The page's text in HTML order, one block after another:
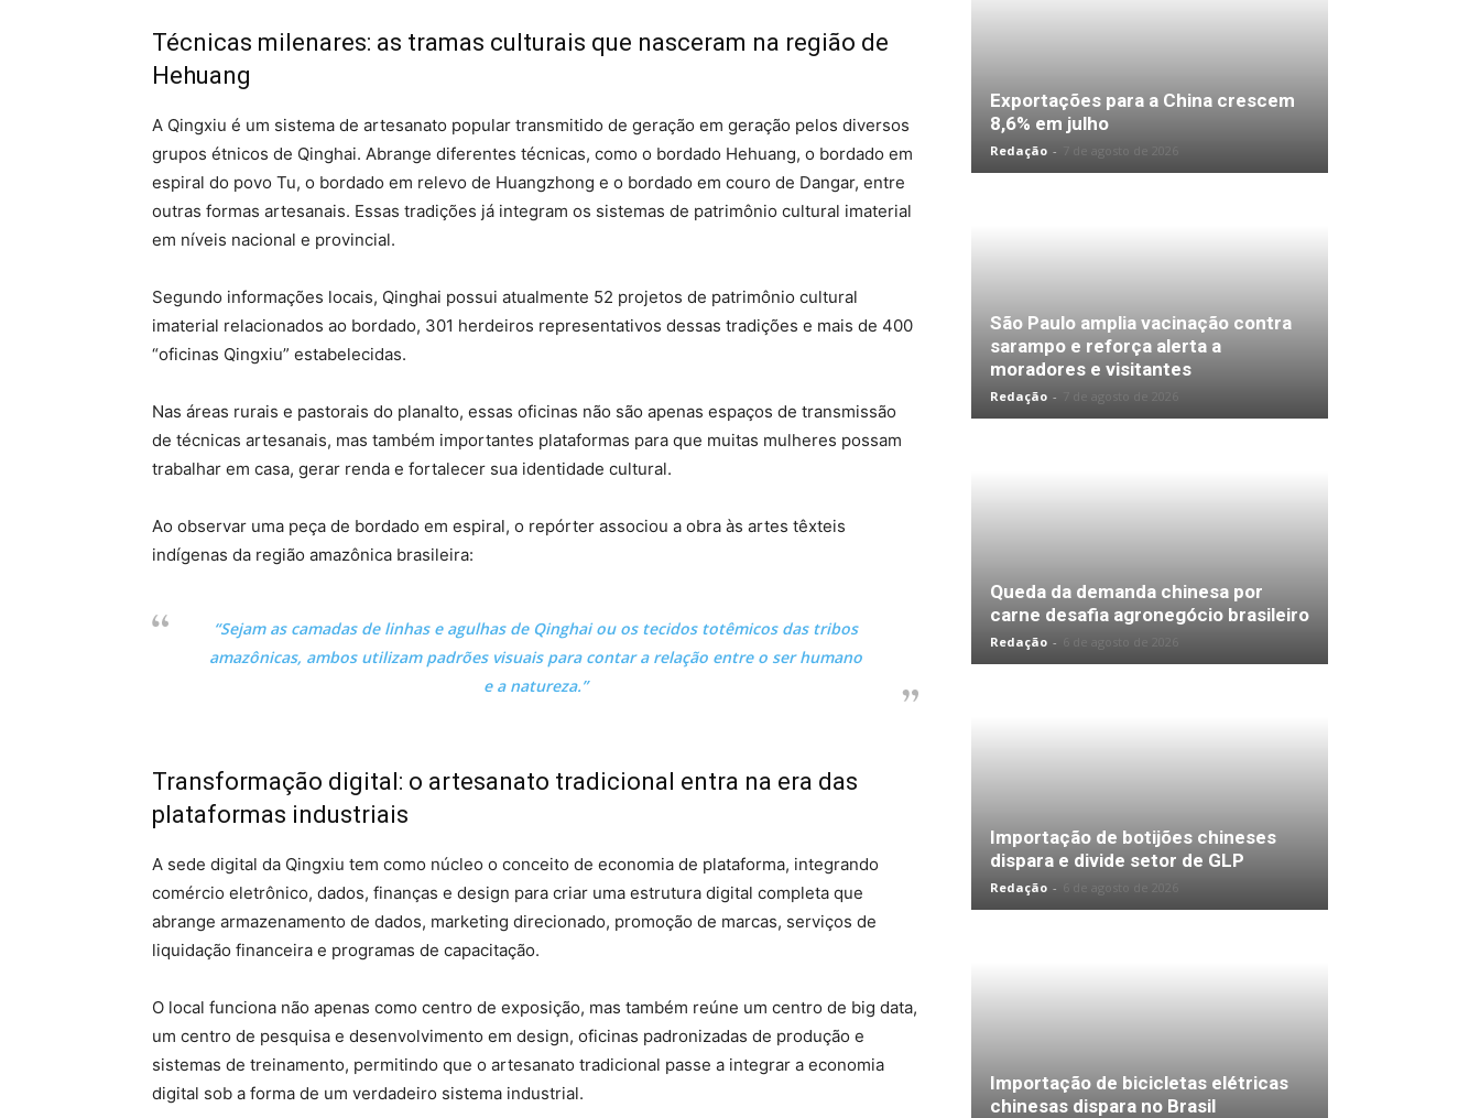
Técnicas milenares: as tramas culturais que nasceram na região de
Hehuang
A Qingxiu é um sistema de artesanato popular transmitido de geração em geração pelos diversos
grupos étnicos de Qinghai. Abrange diferentes técnicas, como o bordado Hehuang, o bordado em
espiral do povo Tu, o bordado em relevo de Huangzhong e o bordado em couro de Dangar, entre
outras formas artesanais. Essas tradições já integram os sistemas de patrimônio cultural imaterial
em níveis nacional e provincial.
Segundo informações locais, Qinghai possui atualmente 52 projetos de patrimônio cultural
imaterial relacionados ao bordado, 301 herdeiros representativos dessas tradições e mais de 400
“oficinas Qingxiu” estabelecidas.
Nas áreas rurais e pastorais do planalto, essas oficinas não são apenas espaços de transmissão
de técnicas artesanais, mas também importantes plataformas para que muitas mulheres possam
trabalhar em casa, gerar renda e fortalecer sua identidade cultural.
Ao observar uma peça de bordado em espiral, o repórter associou a obra às artes têxteis
indígenas da região amazônica brasileira:
“Sejam as camadas de linhas e agulhas de Qinghai ou os tecidos totêmicos das tribos
amazônicas, ambos utilizam padrões visuais para contar a relação entre o ser humano
e a natureza.”
Transformação digital: o artesanato tradicional entra na era das
plataformas industriais
A sede digital da Qingxiu tem como núcleo o conceito de economia de plataforma, integrando
comércio eletrônico, dados, finanças e design para criar uma estrutura digital completa que
abrange armazenamento de dados, marketing direcionado, promoção de marcas, serviços de
liquidação financeira e programas de capacitação.
O local funciona não apenas como centro de exposição, mas também reúne um centro de big data,
um centro de pesquisa e desenvolvimento em design, oficinas padronizadas de produção e
sistemas de treinamento, permitindo que o artesanato tradicional passe a integrar a economia
digital sob a forma de um verdadeiro sistema industrial.
Exportações para a China crescem
8,6% em julho
Redação -
São Paulo amplia vacinação contra
sarampo e reforça alerta a
moradores e visitantes
Redação -
Queda da demanda chinesa por
carne desafia agronegócio brasileiro
Redação -
Importação de botijões chineses
dispara e divide setor de GLP
Redação -
Importação de bicicletas elétricas
chinesas dispara no Brasil